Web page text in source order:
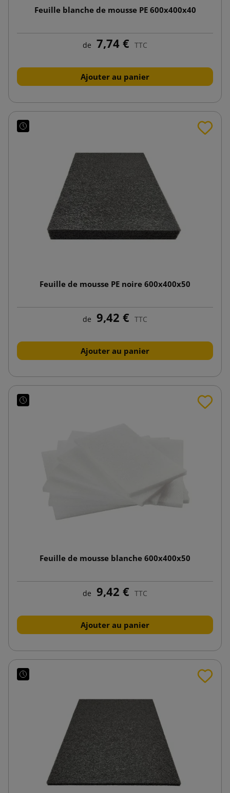
Feuille blanche de mousse PE 600x400x40
de 7,74 € TTC
Ajouter au panier
Feuille de mousse PE noire 600x400x50
de 9,42 € TTC
Ajouter au panier
Feuille de mousse blanche 600x400x50
de 9,42 € TTC
Ajouter au panier